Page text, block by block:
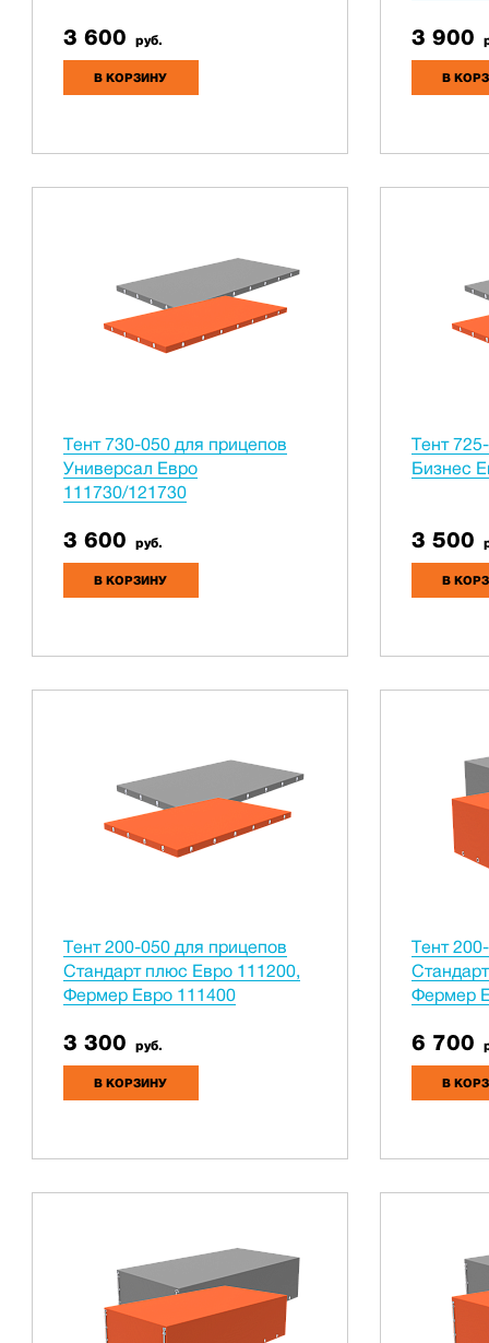
3 600 руб.
В КОРЗИНУ
3 900
В
Тент 730-050 для прицепов
Универсал Евро
111730/121730
3 600 руб.
В КОРЗИНУ
Тент
Бизнес
3 500
В
Тент 200-050 для прицепов
Стандарт плюс Евро 111200,
Фермер Евро 111400
3 300 руб.
В КОРЗИНУ
Тент
Фермер
6 700
В